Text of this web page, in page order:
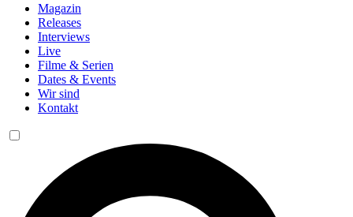
Magazin
Releases
Interviews
Live
Filme & Serien
Dates & Events
Wir sind
Kontakt